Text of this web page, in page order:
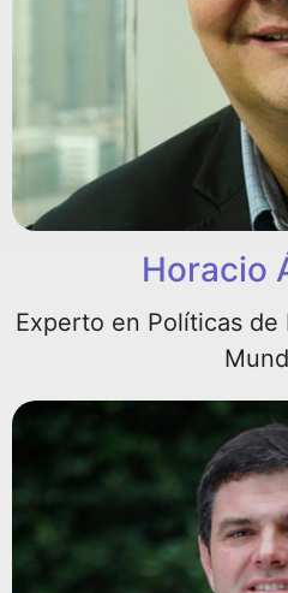
Horacio
Experto en Políticas de